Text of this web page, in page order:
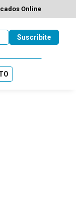
Online
Suscribite